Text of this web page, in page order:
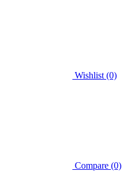
Wishlist (0)
Compare (0)